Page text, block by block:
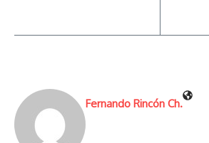
Fernando Rincón Ch.